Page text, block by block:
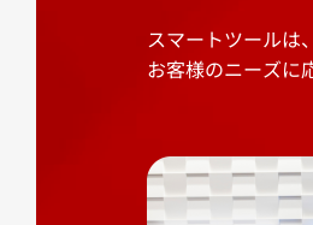
スマートツールは
お客様のニーズに